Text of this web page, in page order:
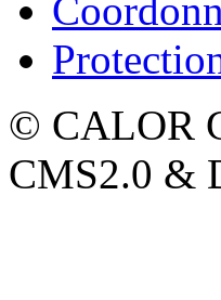
© CALOR
CMS2.0 &